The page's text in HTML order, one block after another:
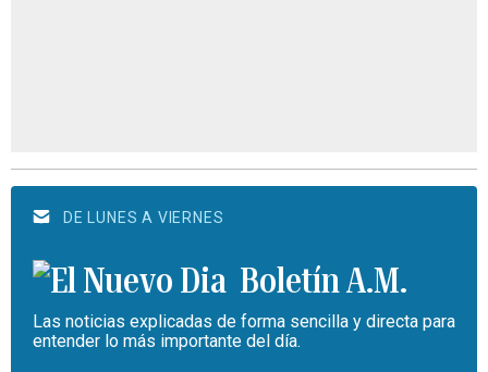
DE LUNES A VIERNES
Boletín A.M.
Las noticias explicadas de forma sencilla y directa para
entender lo más importante del día.